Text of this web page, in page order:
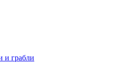
и грабли